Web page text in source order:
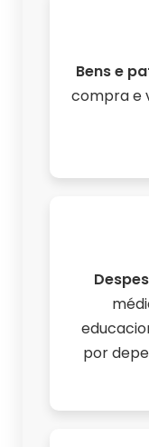
Bens e
compra e
por